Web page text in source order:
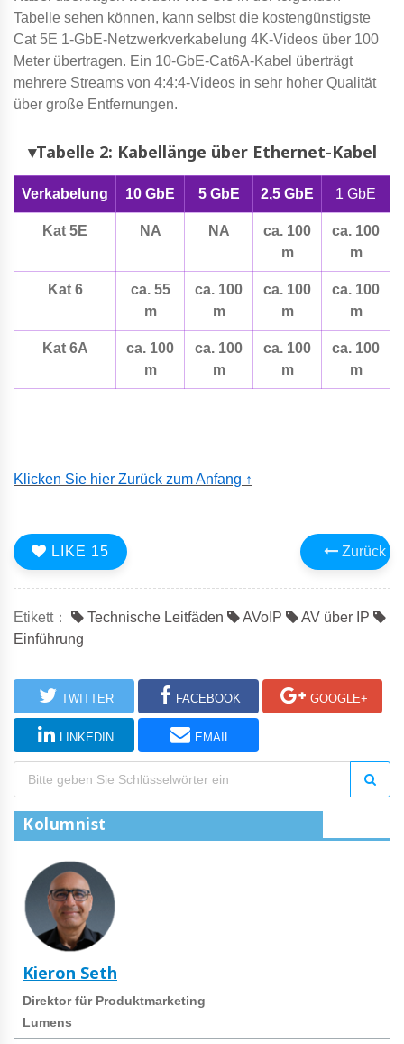
Tabelle sehen können, kann selbst die kostengünstigste
Cat 5E 1-GbE-Netzwerkverkabelung 4K-Videos über 100
Meter übertragen. Ein 10-GbE-Cat6A-Kabel überträgt
mehrere Streams von 4:4:4-Videos in sehr hoher Qualität
über große Entfernungen.
▾Tabelle 2: Kabellänge über Ethernet-Kabel
Verkabelung 10 GbE 5 GbE 2,5 GbE 1 GbE
Kat 5E NA NA
ca. 100
m
ca. 100
m
Kat 6
ca. 55
m
ca. 100
m
ca. 100
m
ca. 100
m
Kat 6A
ca. 100
m
ca. 100
m
ca. 100
m
ca. 100
m
Klicken Sie hier Zurück zum Anfang ↑
Zurück
LIKE 15
Etikett： Technische Leitfäden AVoIP
AV über IP
Einführung
TWITTER FACEBOOK GOOGLE+
LINKEDIN EMAIL
Kolumnist
Kieron Seth
Direktor für Produktmarketing
Lumens